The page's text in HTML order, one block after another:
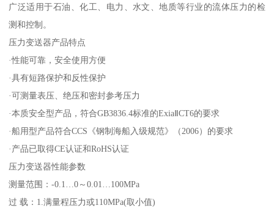
广泛适用于石油、化工、电力、水文、地质等行业的流体压力的检
测和控制。
压力变送器产品特点
·性能可靠，安全使用方便
·具有短路保护和反性保护
·可测量表压、绝压和密封参考压力
·本质安全型产品，符合GB3836.4标准的ExiaⅡCT6的要求
·船用型产品符合CCS《钢制海船入级规范》（2006）的要求
·产品已取得CE认证和RoHS认证
压力变送器性能参数
测量范围：-0.1…0～0.01…100MPa
过 载：1.满量程压力或110MPa(取小值)